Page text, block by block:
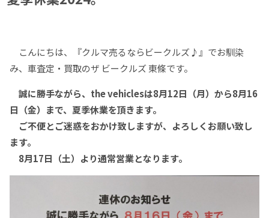
こんにちは、『クルマ売るならビークルズ♪』でお馴染
み、車査定・買取のザ ビークルズ 東條です。
誠に勝手ながら、the vehiclesは8月12日（月）から8月16
日（金）まで、夏季休業を頂きます。
ご不便とご迷惑をおかけ致しますが、よろしくお願い致し
ます。
8月17日（土）より通常営業となります。